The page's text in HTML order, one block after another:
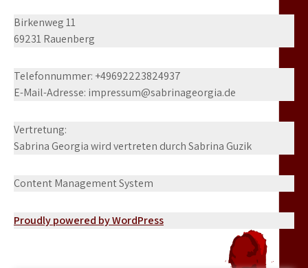
Birkenweg 11
69231 Rauenberg
Telefonnummer: +49692223824937
E-Mail-Adresse: impressum@sabrinageorgia.de
Vertretung:
Sabrina Georgia wird vertreten durch Sabrina Guzik
Content Management System
Proudly powered by WordPress